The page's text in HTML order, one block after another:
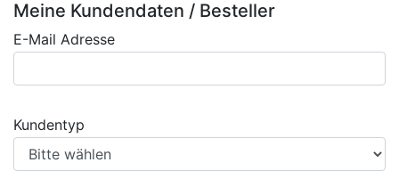
Meine Kundendaten / Besteller
E-Mail Adresse
Kundentyp